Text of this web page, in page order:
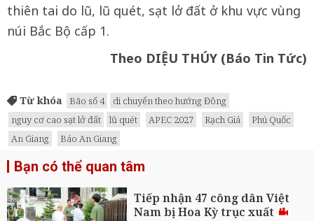
thiên tai do lũ, lũ quét, sạt lở đất ở khu vực vùng
núi Bắc Bộ cấp 1.
Theo DIỆU THÚY (Báo Tin Tức)
Từ khóa Bão số 4
di chuyển theo hướng Đông
nguy cơ cao sạt lở đất
lũ quét APEC 2027 Rạch Giá
Phú Quốc
An Giang
Báo An Giang
Bạn có thể quan tâm
Tiếp nhận 47 công dân Việt
Nam bị Hoa Kỳ trục xuất